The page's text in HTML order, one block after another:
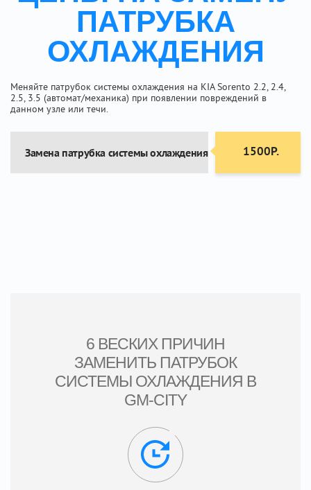
ПАТРУБКА
ОХЛАЖДЕНИЯ
Меняйте патрубок системы охлаждения на KIA Sorento 2.2, 2.4,
2.5, 3.5 (автомат/механика) при появлении повреждений в
данном узле или течи.
Замена патрубка системы охлаждения 1500Р.
6 ВЕСКИХ ПРИЧИН
ЗАМЕНИТЬ ПАТРУБОК
СИСТЕМЫ ОХЛАЖДЕНИЯ В
GM-CITY